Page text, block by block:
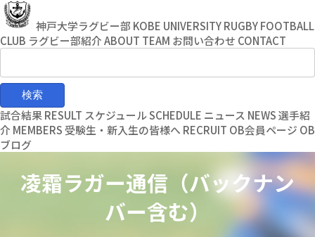
神戸大学ラグビー部 KOBE UNIVERSITY RUGBY FOOTBALL
CLUB ラグビー部紹介ABOUT TEAM お問い合わせ CONTACT
試合結果RESULT スケジュールSCHEDULE ニュース NEWS選手紹
介 MEMBERS 受験生・新入生の皆様へ RECRUIT OB会員ページ OB
ブログ
凌霜ラガー通信（バックナン
バー含む）